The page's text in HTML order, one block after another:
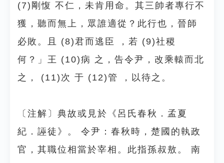
(7)剛愎 不仁，未肯用命。其三帥者專行不
獲，聽而無上，眾誰適從？此行也，晉師
必敗。且 (8)君而逃臣 ，若 (9)社稷
何？」王 (10)病 之，告令尹，改乘轅而北
之， (11)次 于 (12)管 ，以待之。
〔注解〕典故或見於《呂氏春秋．孟夏
紀．誣徒》。 令尹：春秋時，楚國的執政
官，其職位相當於宰相。此指孫叔敖。 南